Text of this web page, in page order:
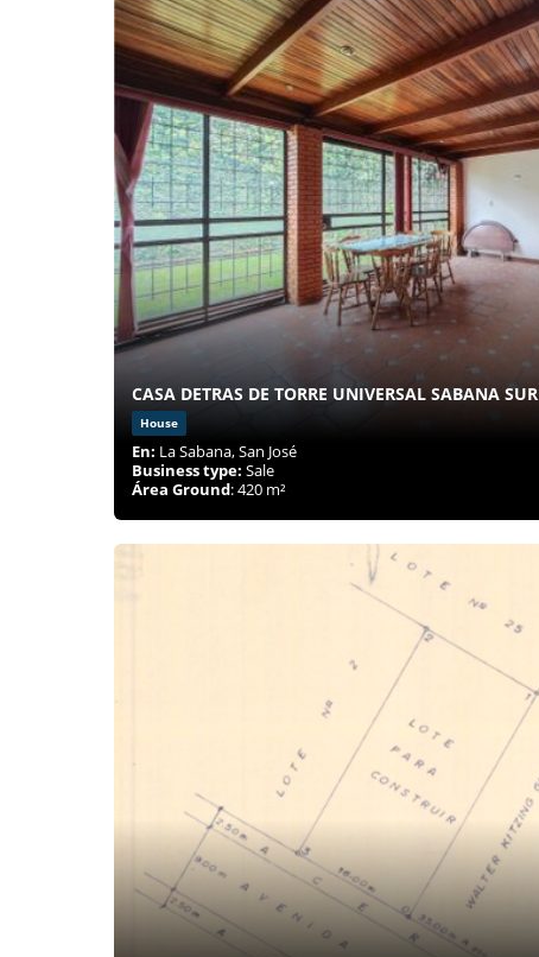
CASA DETRAS DE TORRE UNIVERSAL SABANA SUR
House
En: La Sabana, San José
Business type: Sale
Área Ground: 420 m²